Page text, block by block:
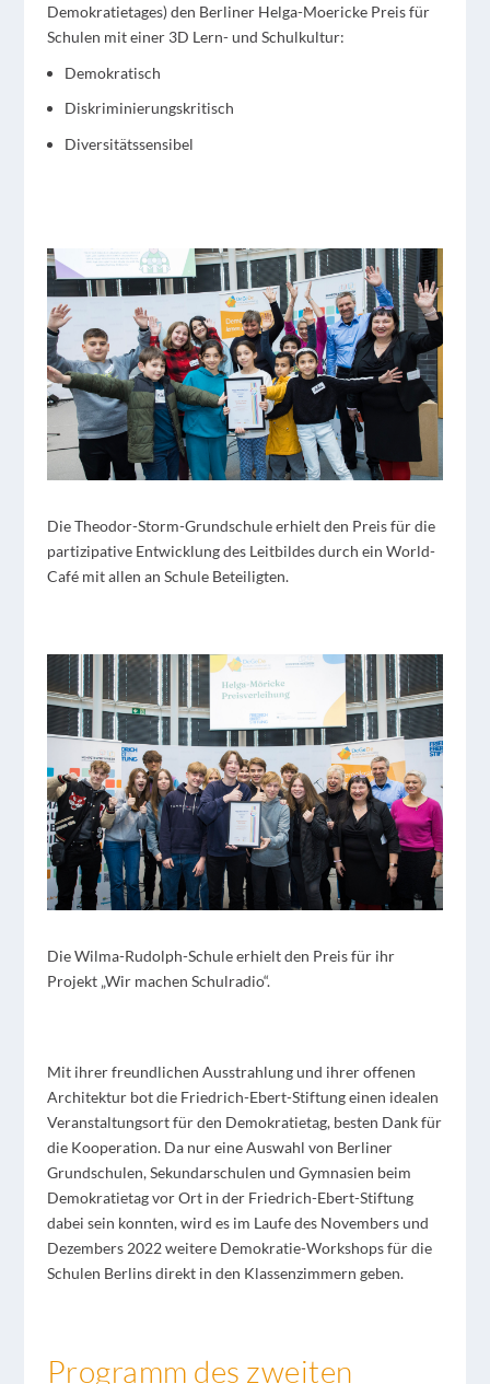
Demokratietages) den Berliner Helga-Moericke Preis für
Schulen mit einer 3D Lern- und Schulkultur:
Demokratisch
Diskriminierungskritisch
Diversitätssensibel
Die Theodor-Storm-Grundschule erhielt den Preis für die
partizipative Entwicklung des Leitbildes durch ein World-
Café mit allen an Schule Beteiligten.
Die Wilma-Rudolph-Schule erhielt den Preis für ihr
Projekt „Wir machen Schulradio“.
Mit ihrer freundlichen Ausstrahlung und ihrer offenen
Architektur bot die Friedrich-Ebert-Stiftung einen idealen
Veranstaltungsort für den Demokratietag, besten Dank für
die Kooperation. Da nur eine Auswahl von Berliner
Grundschulen, Sekundarschulen und Gymnasien beim
Demokratietag vor Ort in der Friedrich-Ebert-Stiftung
dabei sein konnten, wird es im Laufe des Novembers und
Dezembers 2022 weitere Demokratie-Workshops für die
Schulen Berlins direkt in den Klassenzimmern geben.
Programm des zweiten